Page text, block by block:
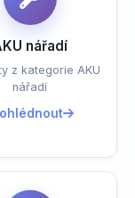
nářadí
z kategorie AKU
nářadí